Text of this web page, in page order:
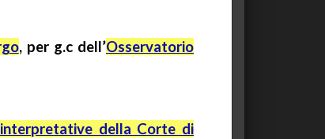
, per g.cdell’Osservatorio
della Corte di